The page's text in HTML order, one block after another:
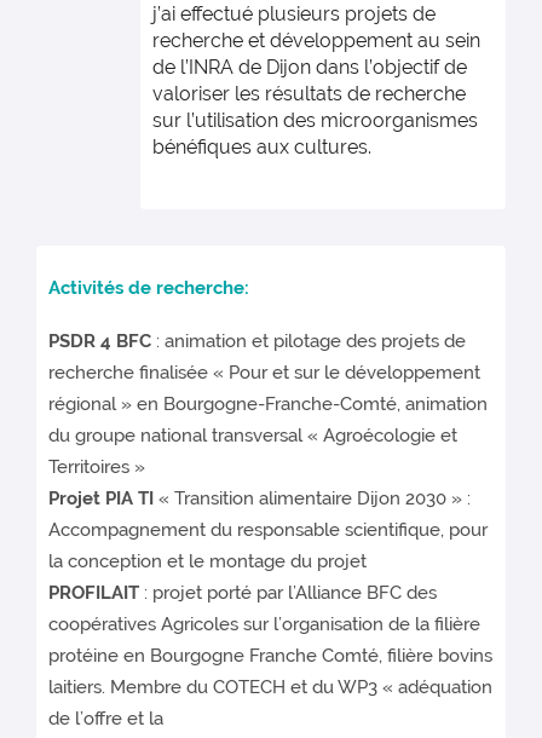
j’ai effectué plusieurs projets de
recherche et développement au sein
de l’INRA de Dijon dans l’objectif de
valoriser les résultats de recherche
sur l’utilisation des microorganismes
bénéfiques aux cultures.
Activités de recherche:
PSDR 4 BFC : animation et pilotage des projets de
recherche finalisée « Pour et sur le développement
régional » en Bourgogne-Franche-Comté, animation
du groupe national transversal « Agroécologie et
Territoires »
Projet PIA TI « Transition alimentaire Dijon 2030 » :
Accompagnement du responsable scientifique, pour
la conception et le montage du projet
PROFILAIT : projet porté par l’Alliance BFC des
coopératives Agricoles sur l’organisation de la filière
protéine en Bourgogne Franche Comté, filière bovins
laitiers. Membre du COTECH et du WP3 « adéquation
de l’offre et la